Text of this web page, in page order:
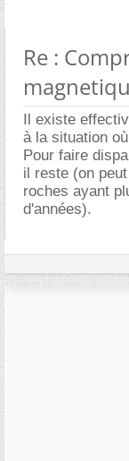
Re :
Il existe
à la situation
Pour faire
il reste (on
roches ayant
d'années).